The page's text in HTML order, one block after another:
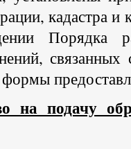
кадастра
Порядка
подачу